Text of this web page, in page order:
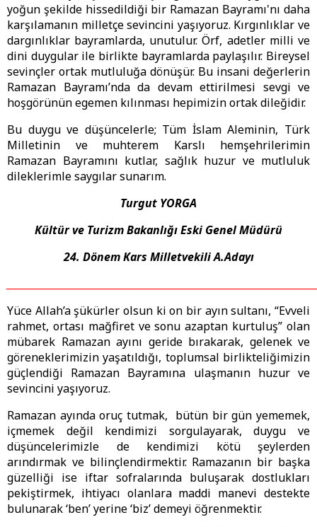
yoğun şekilde hissedildiği bir Ramazan Bayramı'nı daha
karşılamanın milletçe sevincini yaşıyoruz. Kırgınlıklar ve
dargınlıklar bayramlarda, unutulur. Örf, adetler milli ve
dini duygular ile birlikte bayramlarda paylaşılır. Bireysel
sevinçler ortak mutluluğa dönüşür. Bu insani değerlerin
Ramazan Bayramı’nda da devam ettirilmesi sevgi ve
hoşgörünün egemen kılınması hepimizin ortak dileğidir.
Bu duygu ve düşüncelerle; Tüm İslam Aleminin, Türk
Milletinin ve muhterem Karslı hemşehrilerimin
Ramazan Bayramını kutlar, sağlık huzur ve mutluluk
dileklerimle saygılar sunarım.
Turgut YORGA
Kültür ve Turizm Bakanlığı Eski Genel Müdürü
24. Dönem Kars Milletvekili A.Adayı
Yüce Allah’a şükürler olsun ki on bir ayın sultanı, “Evveli
rahmet, ortası mağfiret ve sonu azaptan kurtuluş” olan
mübarek Ramazan ayını geride bırakarak, gelenek ve
göreneklerimizin yaşatıldığı, toplumsal birlikteliğimizin
güçlendiği Ramazan Bayramına ulaşmanın huzur ve
sevincini yaşıyoruz.
Ramazan ayında oruç tutmak, bütün bir gün yememek,
içmemek değil kendimizi sorgulayarak, duygu ve
düşüncelerimizle de kendimizi kötü şeylerden
arındırmak ve bilinçlendirmektir. Ramazanın bir başka
güzelliği ise iftar sofralarında buluşarak dostlukları
pekiştirmek, ihtiyacı olanlara maddi manevi destekte
bulunarak ‘ben’ yerine ‘biz’ demeyi öğrenmektir.